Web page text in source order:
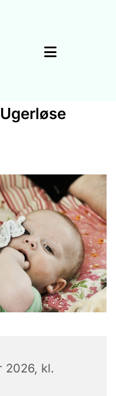
2026, kl.